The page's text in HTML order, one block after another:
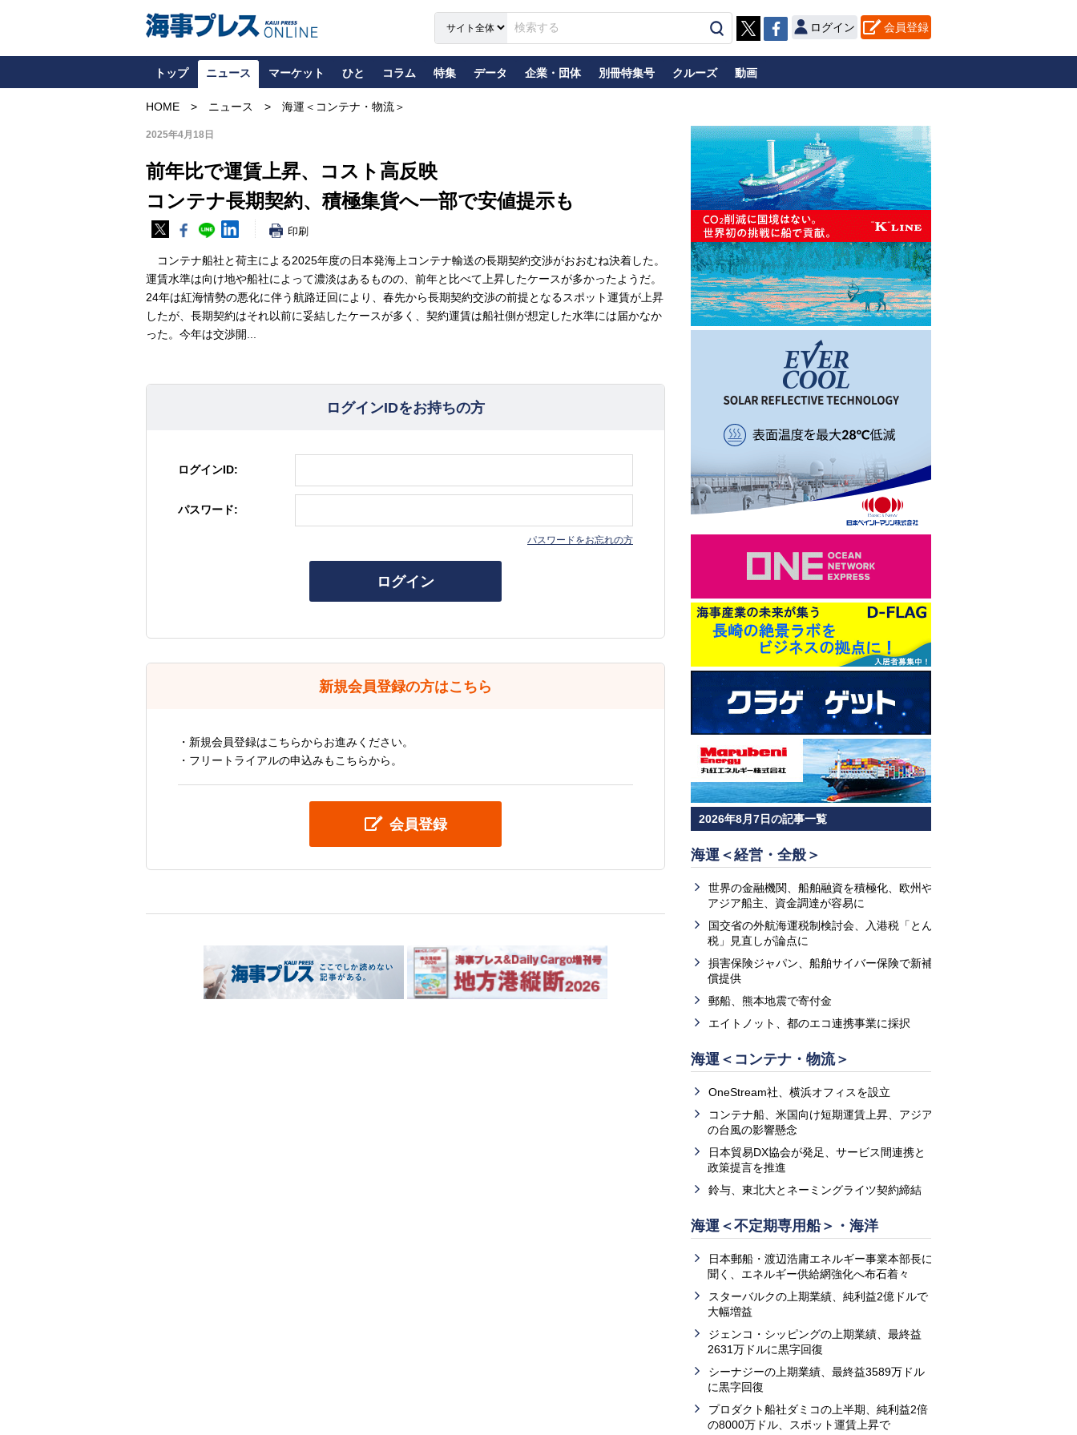
ログイン 会員登録
トップ ニュース マーケット ひと コラム 特集 データ 企業・団体 別冊特集号 クルーズ 動画
HOME ニュース 海運＜コンテナ・物流＞
2025年4月18日
前年比で運賃上昇、コスト高反映
コンテナ長期契約、積極集貨へ一部で安値提示も
印刷
コンテナ船社と荷主による2025年度の日本発海上コンテナ輸送の長期契約交渉がおおむね決着した。
運賃水準は向け地や船社によって濃淡はあるものの、前年と比べて上昇したケースが多かったようだ。
24年は紅海情勢の悪化に伴う航路迂回により、春先から長期契約交渉の前提となるスポット運賃が上昇
したが、長期契約はそれ以前に妥結したケースが多く、契約運賃は船社側が想定した水準には届かなか
った。今年は交渉開...
ログインIDをお持ちの方
ログインID:
パスワード:
パスワードをお忘れの方
ログイン
新規会員登録の方はこちら
・新規会員登録はこちらからお進みください。
・フリートライアルの申込みもこちらから。
会員登録 2026年8月7日の記事一覧
海運＜経営・全般＞
世界の金融機関、船舶融資を積極化、欧州や
アジア船主、資金調達が容易に
国交省の外航海運税制検討会、入港税「とん
税」見直しが論点に
損害保険ジャパン、船舶サイバー保険で新補
償提供
郵船、熊本地震で寄付金
エイトノット、都のエコ連携事業に採択
海運＜コンテナ・物流＞
OneStream社、横浜オフィスを設立
コンテナ船、米国向け短期運賃上昇、アジア
の台風の影響懸念
日本貿易DX協会が発足、サービス間連携と
政策提言を推進
鈴与、東北大とネーミングライツ契約締結
海運＜不定期専用船＞・海洋
日本郵船・渡辺浩庸エネルギー事業本部長に
聞く、エネルギー供給網強化へ布石着々
スターバルクの上期業績、純利益2億ドルで
大幅増益
ジェンコ・シッピングの上期業績、最終益
2631万ドルに黒字回復
シーナジーの上期業績、最終益3589万ドル
に黒字回復
プロダクト船社ダミコの上半期、純利益2倍
の8000万ドル、スポット運賃上昇で